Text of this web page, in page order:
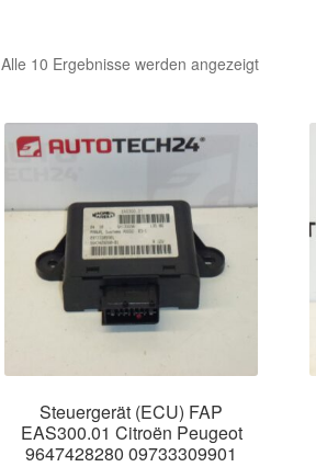
Alle 10 Ergebnisse werden angezeigtNach
Steuergerät (ECU) FAP
EAS300.01 Citroën Peugeot
9647428280 09733309901